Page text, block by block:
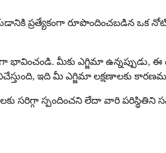
ప్రత్యేకంగా రూపొందించబడిన ఒక
భావించండి. మీకు ఎగ్జిమా
ఇది మీ ఎగ్జిమా లక్షణాలకు
సరిగ్గా స్పందించని లేదా వారి